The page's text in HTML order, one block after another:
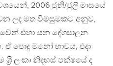
2006 ජුනි/ජුලි මාසයේ
ලද මත විමසුමකට අනුව,
එහා යන දේශපාලන
පොදු මනෝ භාවය, එදා
ලංකා නිදහස් පක්ෂයේ ද